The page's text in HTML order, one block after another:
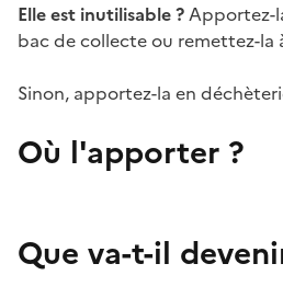
Elle est inutilisable ?Apportez-
bac de collecte ou remettez-la
Sinon, apportez-la en
Où l'apporter ?
Que va-t-il